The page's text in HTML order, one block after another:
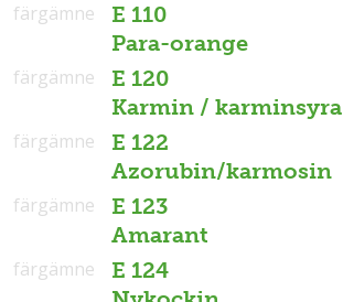
E 110
Para-orange
färgämne
E 120
Karmin / karminsyra
färgämne
E 122
Azorubin/karmosin
färgämne
E 123
Amarant
färgämne
E 124
färgämne